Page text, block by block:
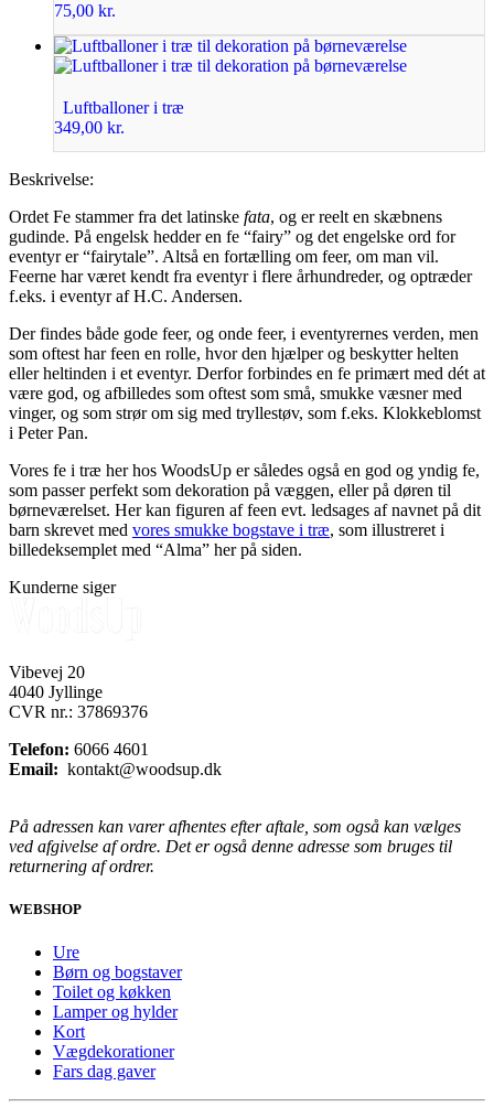
75,00 kr.
Luftballoner i træ
349,00 kr.
Beskrivelse:
Ordet Fe stammer fra det latinske fata, og er reelt en skæbnens
gudinde. På engelsk hedder en fe “fairy” og det engelske ord for
eventyr er “fairytale”. Altså en fortælling om feer, om man vil.
Feerne har været kendt fra eventyr i flere århundreder, og optræder
f.eks. i eventyr af H.C. Andersen.
Der findes både gode feer, og onde feer, i eventyrernes verden, men
som oftest har feen en rolle, hvor den hjælper og beskytter helten
eller heltinden i et eventyr. Derfor forbindes en fe primært med dét at
være god, og afbilledes som oftest som små, smukke væsner med
vinger, og som strør om sig med tryllestøv, som f.eks. Klokkeblomst
i Peter Pan.
Vores fe i træ her hos WoodsUp er således også en god og yndig fe,
som passer perfekt som dekoration på væggen, eller på døren til
børneværelset. Her kan figuren af feen evt. ledsages af navnet på dit
barn skrevet med vores smukke bogstave i træ, som illustreret i
billedeksemplet med “Alma” her på siden.
Kunderne siger
Vibevej 20
4040 Jyllinge
CVR nr.: 37869376
Telefon: 6066 4601
Email: kontakt@woodsup.dk
På adressen kan varer afhentes efter aftale, som også kan vælges
ved afgivelse af ordre. Det er også denne adresse som bruges til
returnering af ordrer.
WEBSHOP
Ure
Børn og bogstaver
Toilet og køkken
Lamper og hylder
Kort
Vægdekorationer
Fars dag gaver